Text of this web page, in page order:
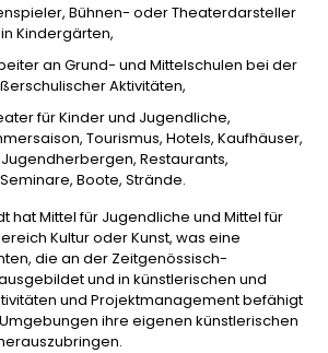
Bühnen- oder Theaterdarsteller
Kindergärten,
an Grund- und Mittelschulen bei der
Aktivitäten,
für Kinder und Jugendliche,
Tourismus, Hotels, Kaufhäuser,
Restaurants,
Boote, Strände.
hat Mittel für Jugendliche und Mittel für
Kultur oder Kunst, was eine
die an der Zeitgenössisch-
und in künstlerischen und
und Projektmanagement befähigt
ihre eigenen künstlerischen